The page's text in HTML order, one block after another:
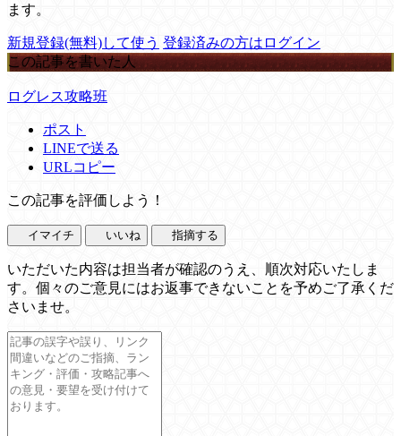
ます。
新規登録(無料)して使う 登録済みの方はログイン
この記事を書いた人
ログレス攻略班
ポスト
LINEで送る
URLコピー
この記事を評価しよう！
イマイチ いいね 指摘する
いただいた内容は担当者が確認のうえ、順次対応いたしま
す。個々のご意見にはお返事できないことを予めご了承くだ
さいませ。